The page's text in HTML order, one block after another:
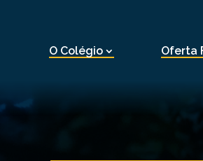
O Colégio Oferta